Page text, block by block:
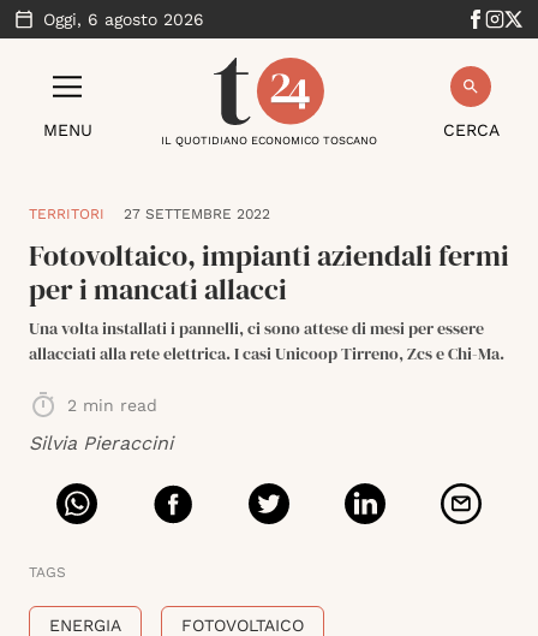
Oggi, 6 agosto 2026
MENU CERCA
IL QUOTIDIANO ECONOMICO TOSCANO
TERRITORI 27 SETTEMBRE 2022
Fotovoltaico, impianti aziendali fermi
per i mancati allacci
Una volta installati i pannelli, ci sono attese di mesi per essere
allacciati alla rete elettrica. I casi Unicoop Tirreno, Zcs e Chi-Ma.
2 min read
Silvia Pieraccini
TAGS
ENERGIA FOTOVOLTAICO